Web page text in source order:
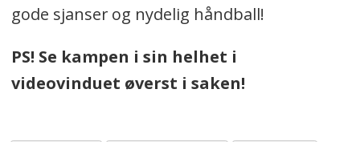
gode sjanser og nydelig håndball!
PS! Se kampen i sin helhet i
videovinduet øverst i saken!